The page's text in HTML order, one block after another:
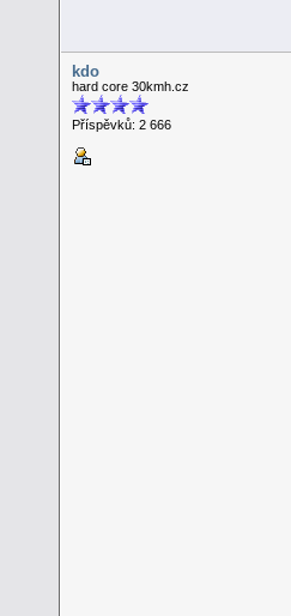
kdo
hard core 30kmh.cz
Příspěvků: 2 666